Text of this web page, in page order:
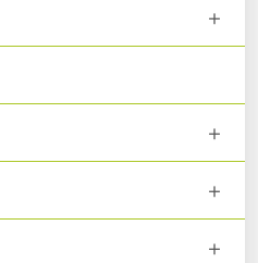
+
+
+
+